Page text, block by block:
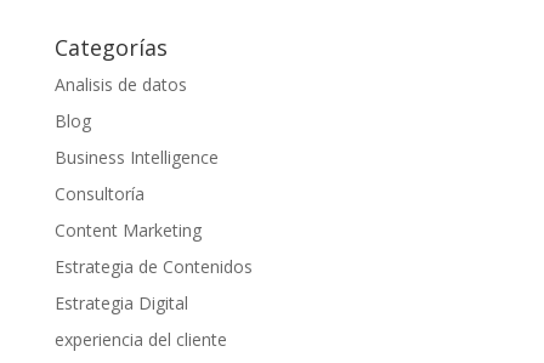
Categorías
Analisis de datos
Blog
Business Intelligence
Consultoría
Content Marketing
Estrategia de Contenidos
Estrategia Digital
experiencia del cliente